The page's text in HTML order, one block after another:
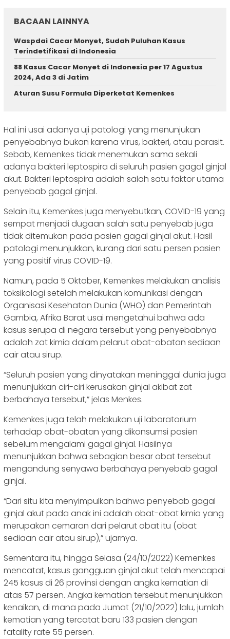
BACAAN LAINNYA
Waspdai Cacar Monyet, Sudah Puluhan Kasus
Terindetifikasi di Indonesia
88 Kasus Cacar Monyet di Indonesia per 17 Agustus
2024, Ada 3 di Jatim
Aturan Susu Formula Diperketat Kemenkes
Hal ini usai adanya uji patologi yang menunjukan
penyebabnya bukan karena virus, bakteri, atau parasit.
Sebab, Kemenkes tidak menemukan sama sekali
adanya bakteri leptospira di seluruh pasien gagal ginjal
akut. Bakteri leptospira adalah salah satu faktor utama
penyebab gagal ginjal.
Selain itu, Kemenkes juga menyebutkan, COVID-19 yang
sempat menjadi dugaan salah satu penyebab juga
tidak ditemukan pada pasien gagal ginjal akut. Hasil
patologi menunjukkan, kurang dari satu persen pasien
yang positif virus COVID-19.
Namun, pada 5 Oktober, Kemenkes melakukan analisis
toksikologi setelah melakukan komunikasi dengan
Organisasi Kesehatan Dunia (WHO) dan Pemerintah
Gambia, Afrika Barat usai mengetahui bahwa ada
kasus serupa di negara tersebut yang penyebabnya
adalah zat kimia dalam pelarut obat-obatan sediaan
cair atau sirup.
“Seluruh pasien yang dinyatakan meninggal dunia juga
menunjukkan ciri-ciri kerusakan ginjal akibat zat
berbahaya tersebut,” jelas Menkes.
Kemenkes juga telah melakukan uji laboratorium
terhadap obat-obatan yang dikonsumsi pasien
sebelum mengalami gagal ginjal. Hasilnya
menunjukkan bahwa sebagian besar obat tersebut
mengandung senyawa berbahaya penyebab gagal
ginjal.
“Dari situ kita menyimpulkan bahwa penyebab gagal
ginjal akut pada anak ini adalah obat-obat kimia yang
merupakan cemaran dari pelarut obat itu (obat
sediaan cair atau sirup),” ujarnya.
Sementara itu, hingga Selasa (24/10/2022) Kemenkes
mencatat, kasus gangguan ginjal akut telah mencapai
245 kasus di 26 provinsi dengan angka kematian di
atas 57 persen. Angka kematian tersebut menunjukkan
kenaikan, di mana pada Jumat (21/10/2022) lalu, jumlah
kematian yang tercatat baru 133 pasien dengan
fatality rate 55 persen.